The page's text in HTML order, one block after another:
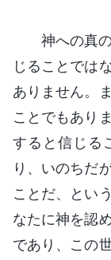
神への真
じることでは
ありません。
ことでもあり
すると信じる
り、いのちだ
ことだ、とい
なたに神を認
であり、この